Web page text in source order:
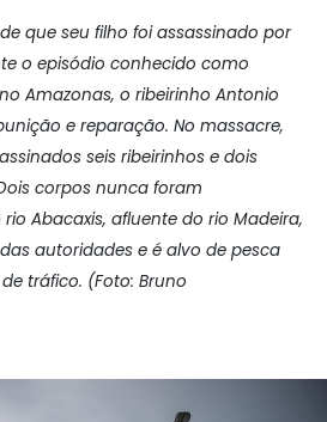
que seu filho foi assassinado por
o episódio conhecido como
Amazonas, o ribeirinho Antonio
e reparação. No massacre,
seis ribeirinhos e dois
corpos nunca foram
Abacaxis, afluente do rio Madeira,
autoridades e é alvo de pesca
tráfico. (Foto: Bruno